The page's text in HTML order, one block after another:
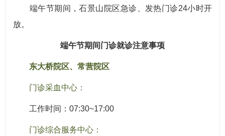
端午节期间，石景山院区急诊、发热门诊24小时开
放。
端午节期间门诊就诊注意事项
东大桥院区、常营院区
门诊采血中心：
工作时间：07:30~17:00
门诊综合服务中心：